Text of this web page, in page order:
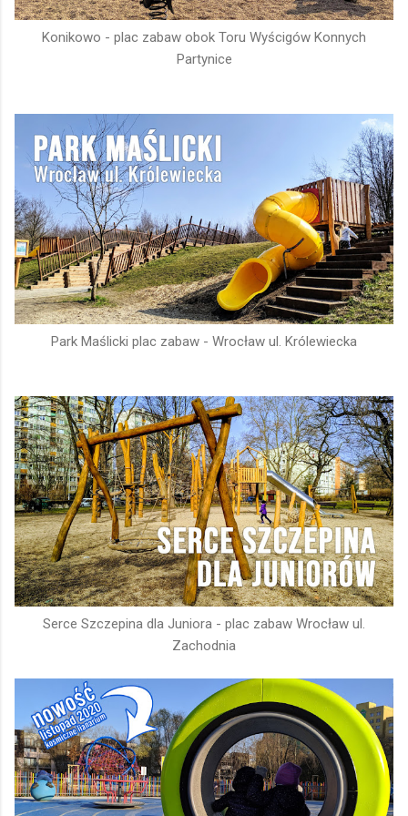
Konikowo - plac zabaw obok Toru Wyścigów Konnych
Partynice
Park Maślicki plac zabaw - Wrocław ul. Królewiecka
Serce Szczepina dla Juniora - plac zabaw Wrocław ul.
Zachodnia